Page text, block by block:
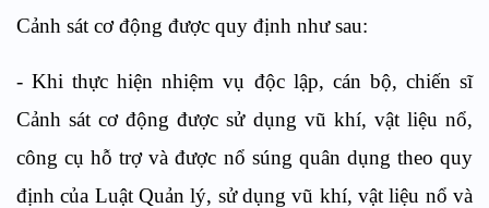
Cảnh sát cơ động được quy định như sau:
- Khi thực hiện nhiệm vụ độc lập, cán bộ, chiến sĩ
Cảnh sát cơ động được sử dụng vũ khí, vật liệu nổ,
công cụ hỗ trợ và được nổ súng quân dụng theo quy
định của Luật Quản lý, sử dụng vũ khí, vật liệu nổ và